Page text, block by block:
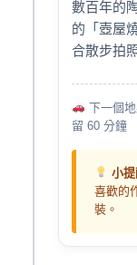
數百年的
的「壺屋
合散步拍
下一個
留 60 分鐘
小提
喜歡的
裝。